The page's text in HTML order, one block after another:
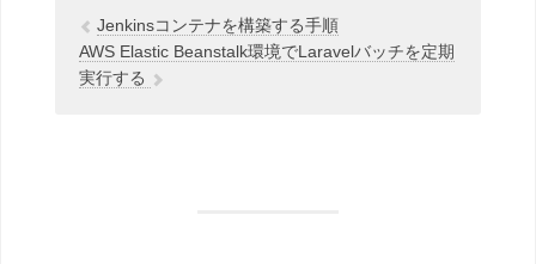
Jenkinsコンテナを構築する手順
AWS Elastic Beanstalk環境でLaravelバッチを定期
実行する